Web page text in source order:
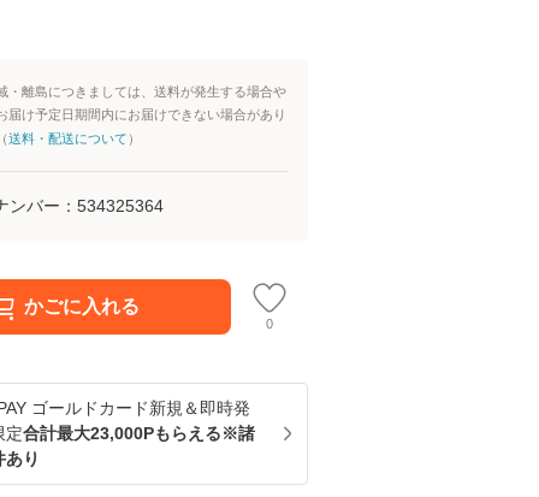
・離島につきましては、送料が発生する場合や
届け予定日期間内にお届けできない場合があり
送料・配送について ）
ンバー： 534325364
かごに入れる
0
ゴールドカード新規＆即時発
定合計最大23,000Pもらえる※諸
あり